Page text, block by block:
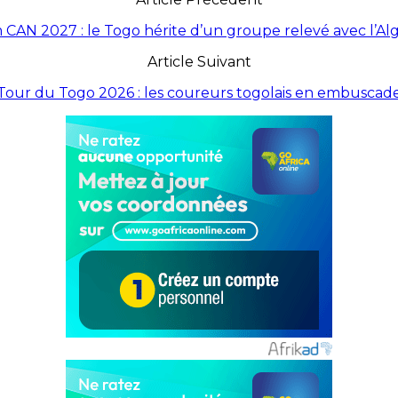
CAN 2027 : le Togo hérite d’un groupe relevé avec
Article Suivant
du Togo 2026 : les coureurs togolais en